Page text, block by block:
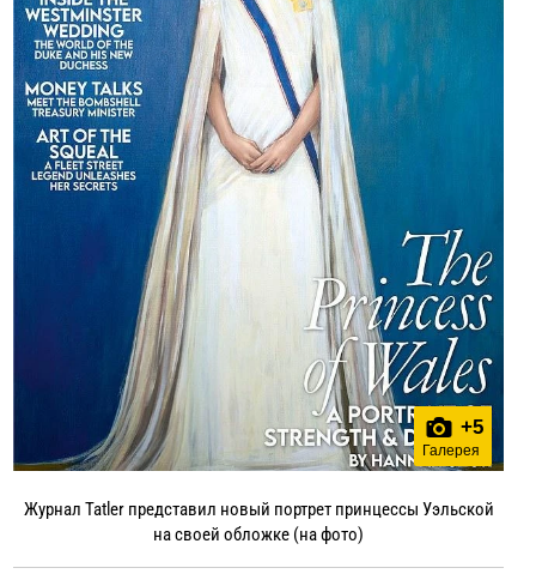
+5
Галерея
Журнал Tatler представил новый портрет принцессы Уэльской
на своей обложке (на фото)